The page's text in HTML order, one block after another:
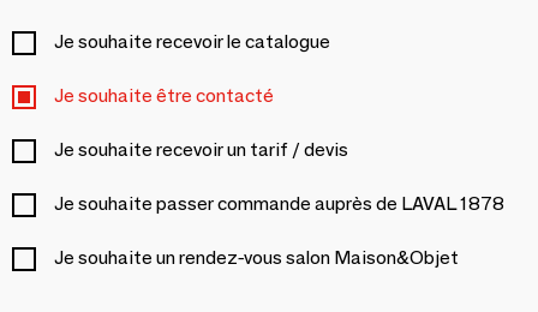
Je souhaite recevoir le catalogue
Je souhaite être contacté
Je souhaite recevoir un tarif / devis
Je souhaite passer commande auprès de LAVAL 1878
Je souhaite un rendez-vous salon Maison&Objet